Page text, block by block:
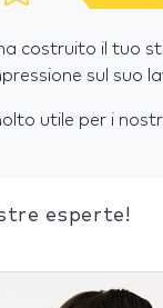
costruito il tuo
sul suo
utile per i
esperte!